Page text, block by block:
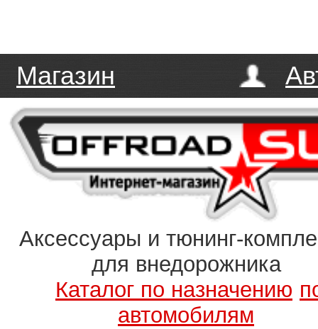
Магазин
Аксессуары и тюнинг-
для внедорожника
Каталог по назначению
автомобилям